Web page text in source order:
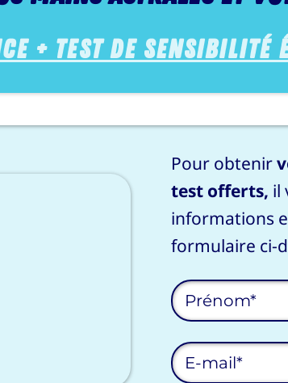
+ test de sensibilité
Pour obtenir
test offerts, il
informations
formulaire ci-